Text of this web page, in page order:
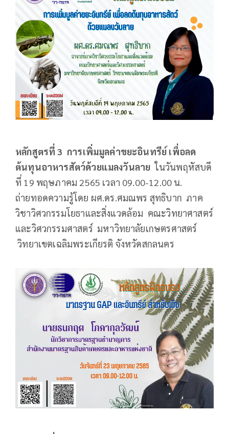
หลักสูตรที่ 3 การเพิ่มมูลค่าขยะอินทรีย์ เพื่อลด
ต้นทุนอาหารสัตว์ด้วยแมลงวันลายในวันพฤหัสบดี
ที่ 19 พฤษภาคม 2565 เวลา 09.00-12.00 น.
ถ่ายทอดความรู้โดย ผศ.ดร.ศมณพร สุทธิบาก ภาค
วิชาวิศวกรรมโยธาและสิ่งแวดล้อม คณะวิทยาศาสตร์
และวิศวกรรมศาสตร์ มหาวิทยาลัยเกษตรศาสตร์
วิทยาเขตเฉลิมพระเกียรติ จังหวัดสกลนคร